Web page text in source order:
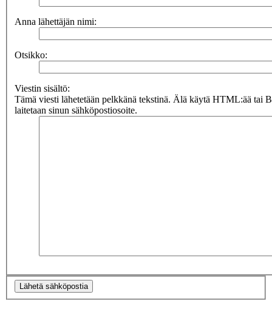
Anna lähettäjän nimi:
Otsikko:
Viestin sisältö:
Tämä viesti lähetetään pelkkänä tekstinä. Älä käytä HTML:ää tai
laitetaan sinun sähköpostiosoite.